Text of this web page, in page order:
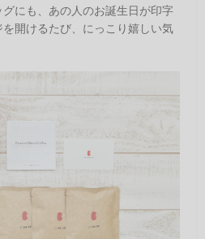
にも、あの人のお誕生日が印字
開けるたび、にっこり嬉しい気